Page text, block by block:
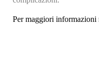
Per maggiori informazioni